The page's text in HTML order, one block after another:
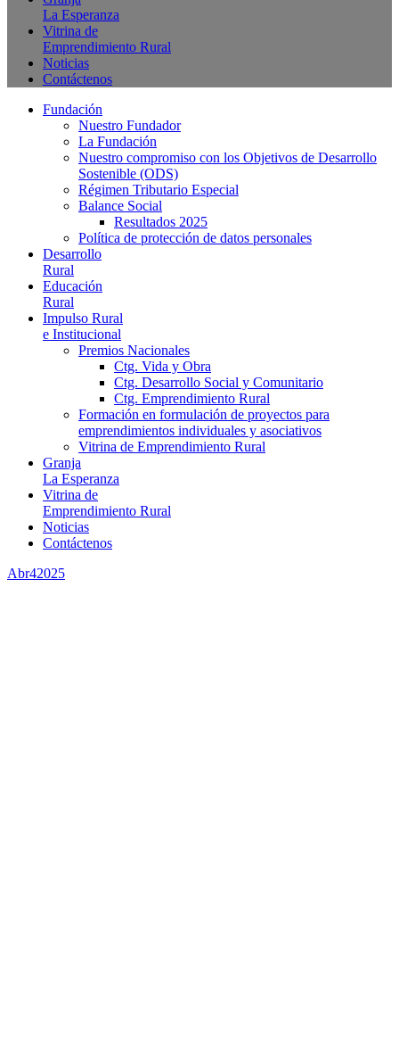
La Esperanza
Vitrina de
Emprendimiento Rural
Noticias
Contáctenos
Fundación
Nuestro Fundador
La Fundación
Nuestro compromiso con los Objetivos de Desarrollo
Sostenible (ODS)
Régimen Tributario Especial
Balance Social
Resultados 2025
Política de protección de datos personales
Desarrollo
Rural
Educación
Rural
Impulso Rural
e Institucional
Premios Nacionales
Ctg. Vida y Obra
Ctg. Desarrollo Social y Comunitario
Ctg. Emprendimiento Rural
Formación en formulación de proyectos para
emprendimientos individuales y asociativos
Vitrina de Emprendimiento Rural
Granja
La Esperanza
Vitrina de
Emprendimiento Rural
Noticias
Contáctenos
Abr42025